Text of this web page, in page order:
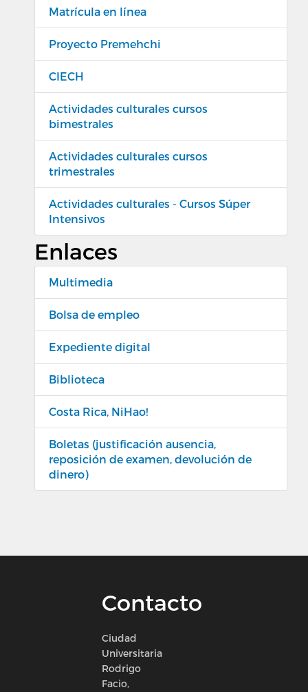
Matrícula en línea
Proyecto Premehchi
CIECH
Actividades culturales cursos
bimestrales
Actividades culturales cursos
trimestrales
Actividades culturales - Cursos Súper
Intensivos
Enlaces
Multimedia
Bolsa de empleo
Expediente digital
Biblioteca
Costa Rica, NiHao!
Boletas (justificación ausencia,
reposición de examen, devolución de
dinero)
Contacto
Ciudad
Universitaria
Rodrigo
Facio,